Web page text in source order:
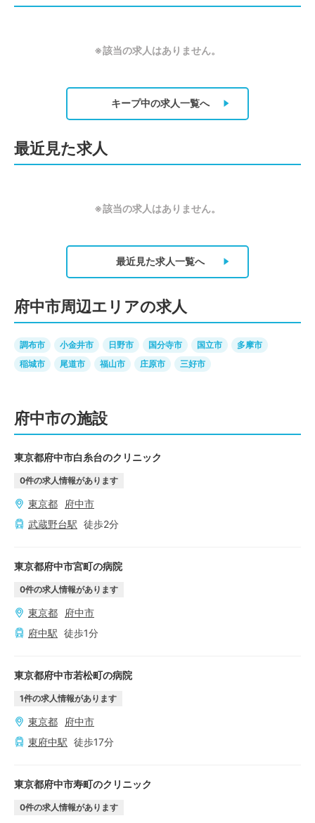
※該当の求人はありません。
キープ中の求人一覧へ
最近見た求人
※該当の求人はありません。
最近見た求人一覧へ
府中市周辺エリアの求人
調布市 小金井市 日野市 国分寺市 国立市
多摩市
稲城市
尾道市 福山市 庄原市 三好市
府中市の施設
東京都府中市白糸台のクリニック
0件の求人情報があります
東京都
府中市
武蔵野台駅 徒歩2分
東京都府中市宮町の病院
0件の求人情報があります
東京都
府中市
府中駅 徒歩1分
東京都府中市若松町の病院
1件の求人情報があります
東京都
府中市
東府中駅 徒歩17分
東京都府中市寿町のクリニック
0件の求人情報があります